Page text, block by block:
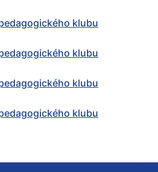
klubu
klubu
klubu
klubu